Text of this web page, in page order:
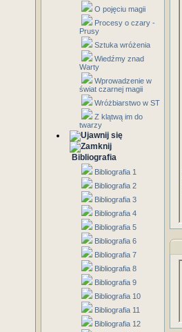
O pojęciu magii
Procesy o czary -
Prusy
Sztuka wróżenia
Wiedźmy znad
Warty
Wprowadzenie w
świat czarnej magii
Wróżbiarstwo w ST
Z klątwą im do
twarzy
Bibliografia
Bibliografia 1
Bibliografia 2
Bibliografia 3
Bibliografia 4
Bibliografia 5
Bibliografia 6
Bibliografia 7
Bibliografia 8
Bibliografia 9
Bibliografia 10
Bibliografia 11
Bibliografia 12